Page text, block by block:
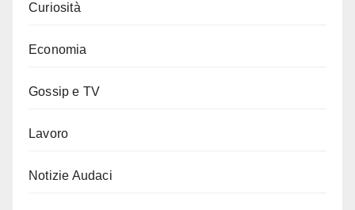
Curiosità
Economia
Gossip e TV
Lavoro
Notizie Audaci